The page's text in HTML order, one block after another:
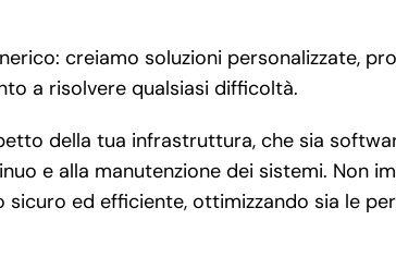
creiamo soluzioni personalizzate,
a risolvere qualsiasi difficoltà.
della tua infrastruttura, che sia
e alla manutenzione dei sistemi. Non
ed efficiente, ottimizzando sia le